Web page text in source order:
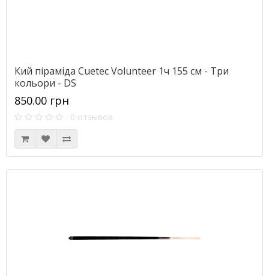
Кий піраміда Cuetec Volunteer 1ч 155 см - Три
кольори - DS
850.00 грн
0 отзывов